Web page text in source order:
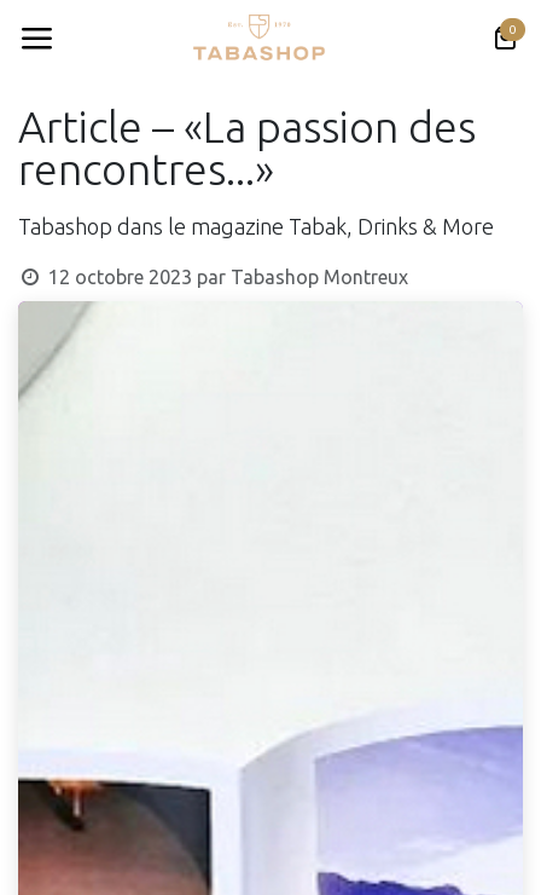
0
Article – «La passion des
rencontres...»
Tabashop dans le magazine Tabak, Drinks & More
12 octobre 2023 par Tabashop Montreux